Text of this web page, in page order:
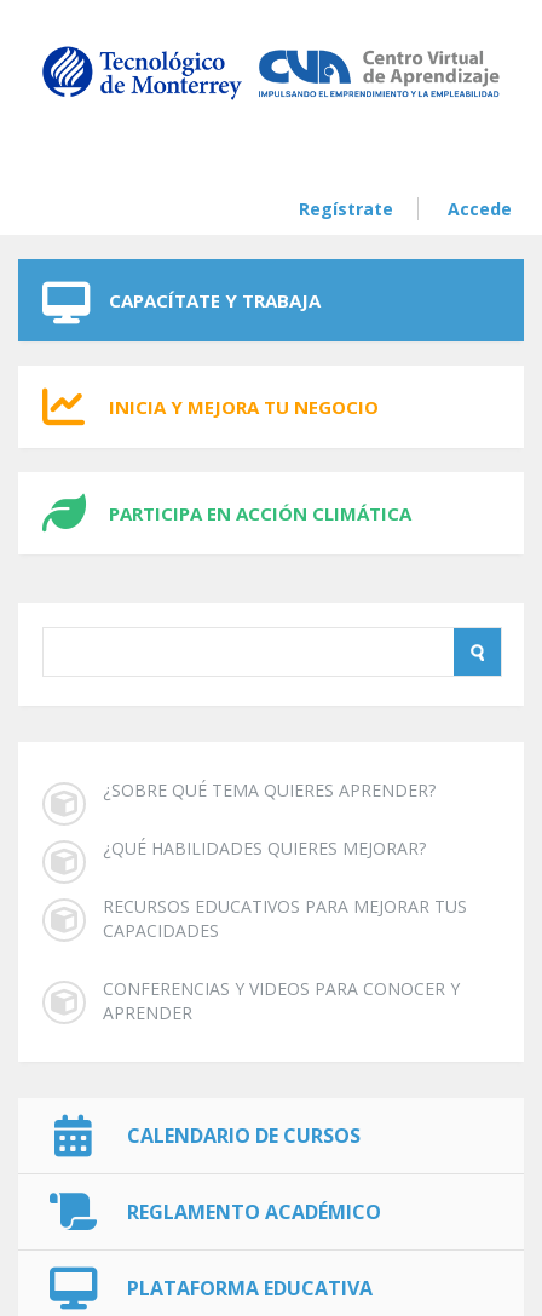
Regístrate Accede
CAPACÍTATE Y TRABAJA
INICIA Y MEJORA TU NEGOCIO
PARTICIPA EN ACCIÓN CLIMÁTICA
¿SOBRE QUÉ TEMA QUIERES APRENDER?
¿QUÉ HABILIDADES QUIERES MEJORAR?
RECURSOS EDUCATIVOS PARA MEJORAR TUS
CAPACIDADES
CONFERENCIAS Y VIDEOS PARA CONOCER Y
APRENDER
CALENDARIO DE CURSOS
REGLAMENTO ACADÉMICO
PLATAFORMA EDUCATIVA